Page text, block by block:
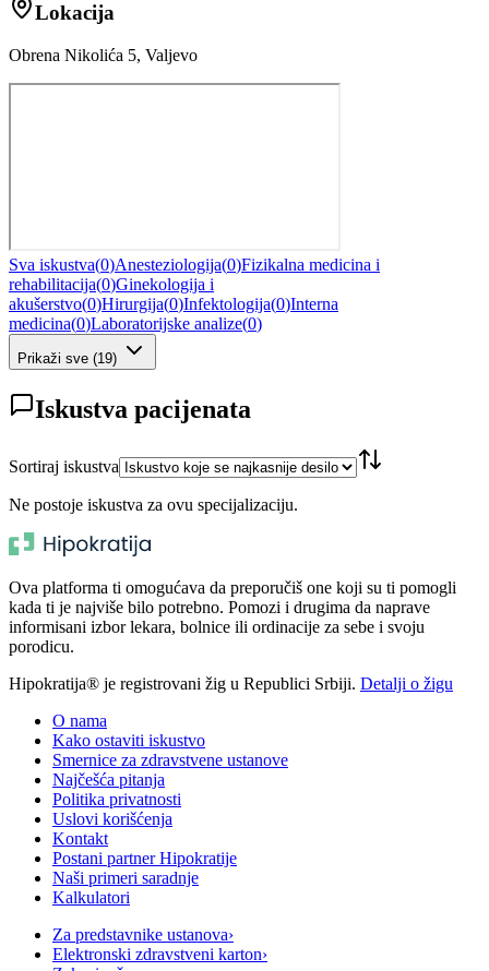
Lokacija
Obrena Nikolića 5, Valjevo
Sva iskustva(0)Anesteziologija(0)Fizikalna medicina i
rehabilitacija(0)Ginekologija i
akušerstvo(0)Hirurgija(0)Infektologija(0)Interna
medicina(0)Laboratorijske analize(0)
Prikaži sve (19)
Iskustva pacijenata
Sortiraj iskustva
Ne postoje iskustva za ovu specijalizaciju.
Ova platforma ti omogućava da preporučiš one koji su ti pomogli
kada ti je najviše bilo potrebno. Pomozi i drugima da naprave
informisani izbor lekara, bolnice ili ordinacije za sebe i svoju
porodicu.
Hipokratija® je registrovani žig u Republici Srbiji. Detalji o žigu
O nama
Kako ostaviti iskustvo
Smernice za zdravstvene ustanove
Najčešća pitanja
Politika privatnosti
Uslovi korišćenja
Kontakt
Postani partner Hipokratije
Naši primeri saradnje
Kalkulatori
Za predstavnike ustanova›
Elektronski zdravstveni karton›